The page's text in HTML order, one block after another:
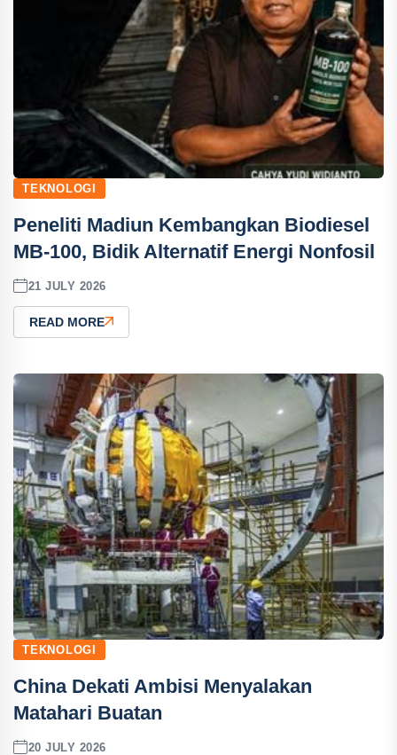
TEKNOLOGI
Peneliti Madiun Kembangkan Biodiesel
MB-100, Bidik Alternatif Energi Nonfosil
21 JULY 2026
READ MORE
TEKNOLOGI
China Dekati Ambisi Menyalakan
Matahari Buatan
20 JULY 2026